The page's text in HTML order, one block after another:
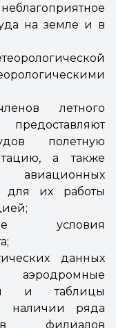
на земле и в
летного
полетную
а также
для их работы
условия
данных
и таблицы
наличии ряда
филиалов